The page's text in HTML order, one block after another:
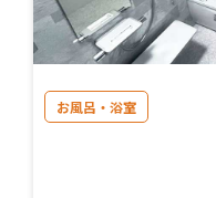
お風呂・浴室